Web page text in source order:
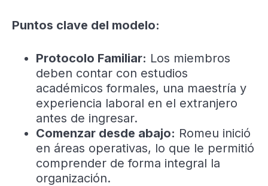
Puntos clave del modelo:
Protocolo Familiar: Los miembros
deben contar con estudios
académicos formales, una maestría y
experiencia laboral en el extranjero
antes de ingresar.
Comenzar desde abajo: Romeu inició
en áreas operativas, lo que le permitió
comprender de forma integral la
organización.